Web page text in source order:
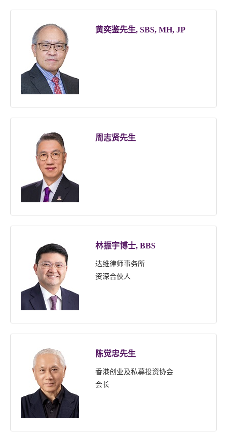
黄奕鉴先生, SBS, MH, JP
周志贤先生
林振宇博士, BBS
达维律师事务所
资深合伙人
陈觉忠先生
香港创业及私募投资协会
会长